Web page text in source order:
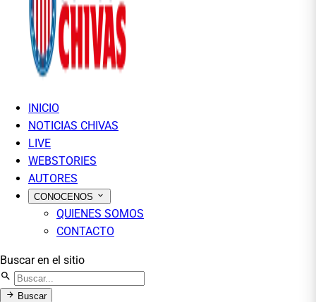
INICIO
NOTICIAS CHIVAS
LIVE
WEBSTORIES
AUTORES
CONOCENOS
QUIENES SOMOS
CONTACTO
Buscar en el sitio
Buscar